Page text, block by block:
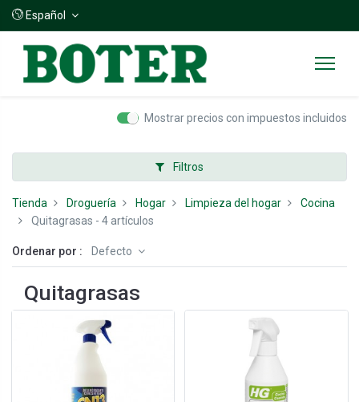
Español
Mostrar precios con impuestos incluidos
Filtros
Tienda Droguería Hogar Limpieza del hogar
Cocina
Quitagrasas - 4 artículos
Ordenar por : Defecto
Quitagrasas